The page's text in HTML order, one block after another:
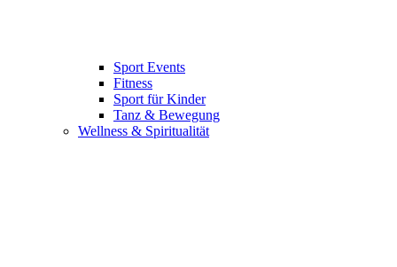
Sport Events
Fitness
Sport für Kinder
Tanz & Bewegung
Wellness & Spiritualität